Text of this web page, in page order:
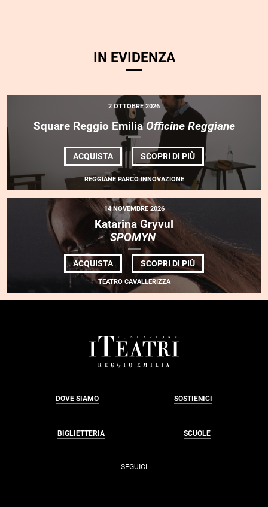
IN EVIDENZA
2 OTTOBRE 2026
Square Reggio EmiliaOfficine Reggiane
ACQUISTA SCOPRI DI PIÙDI
SQUARE
REGGIO
EMILIA
<EM>OFFICINE
REGGIANE</EM>
REGGIANE PARCO INNOVAZIONE
14 NOVEMBRE 2026
Katarina Gryvul
SPOMYN
ACQUISTA SCOPRI DI PIÙDI
KATARINA
GRYVUL
<BR>
<EM>SPOMYN </
TEATRO CAVALLERIZZA
DOVE SIAMO SOSTIENICI
BIGLIETTERIA SCUOLE
SEGUICI